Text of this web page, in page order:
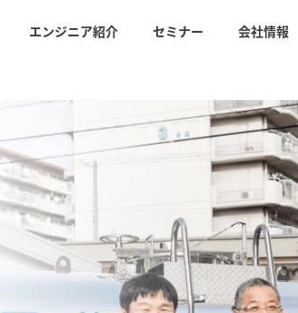
ン トップ
バース
AIモダナイゼーション
支援｜
生成AIオペレーション品質
向上サービス
サービ
社内ドキュメントAI検索
エンジニア紹介 セミナー 会社情報
プレートやベンダーの比較チェックシートや
など今日から使える情報が満載